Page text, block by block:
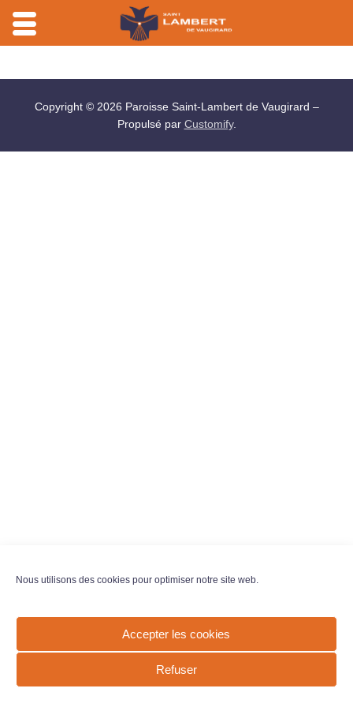
Nous utilisons des cookies pour optimiser notre site web.
Accepter les cookies
Refuser
Copyright © 2026 Paroisse Saint-Lambert de Vaugirard –
Propulsé par Customify.